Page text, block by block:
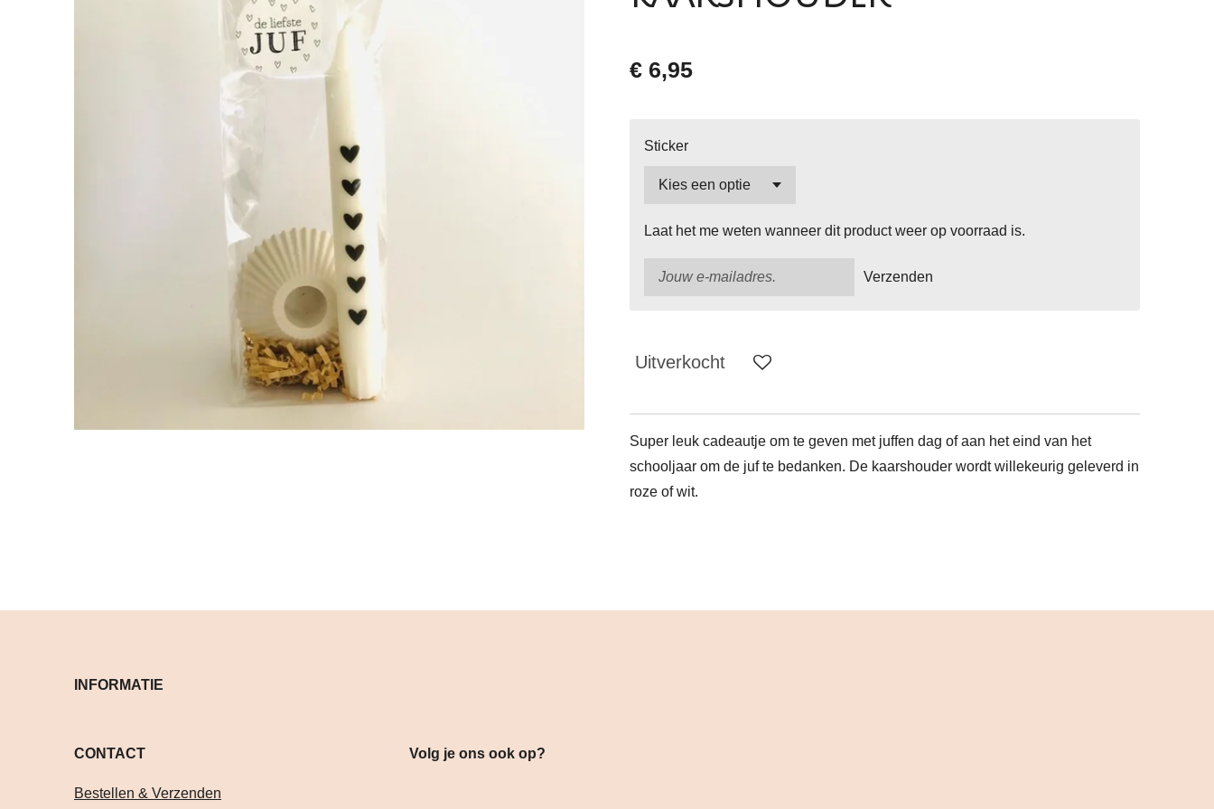
€ 6,95
Sticker
Laat het me weten wanneer dit product weer op voorraad is.
Verzenden
Uitverkocht
Super leuk cadeautje om te geven met juffen dag of aan het eind van het
schooljaar om de juf te bedanken. De kaarshouder wordt willekeurig geleverd in
roze of wit.
INFORMATIE
CONTACT Volg je ons ook op?
Bestellen & Verzenden